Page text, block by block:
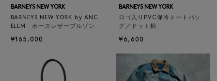
BARNEYS NEW YORK
BARNEYS NEW YORK by ANC
ELLM ホースレザーブルゾン
¥165,000
BARNEYS NEW YORK
ロゴ入りPVC保冷トートバッ
グ／ドット柄
¥6,600